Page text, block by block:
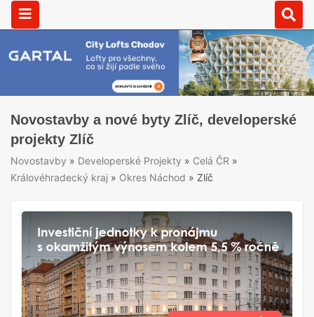
Novostavby a nové byty Zlíč, developerské
projekty Zlíč
Novostavby » Developerské Projekty » Celá ČR »
Královéhradecký kraj » Okres Náchod » Zlíč